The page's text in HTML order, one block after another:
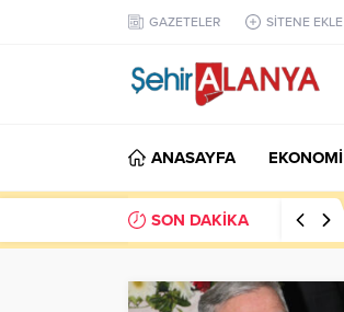
GAZETELER SİTENE EKLE
ANASAYFA EKONOMİ
SON DAKİKA